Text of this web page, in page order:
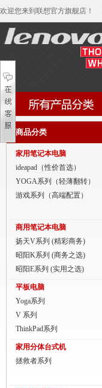
欢迎您来到联想官方旗舰店！
家用笔记本电脑
商用笔记本电脑
平板电脑
商用分体台式机
家用一体台式机
ThinkPad
ThinkStation工作站
联想服务器
商品分类
家用笔记本电脑
ideapad（性价首选）
YOGA系列（轻薄翻转）
游戏系列（高端配置）
商用笔记本电脑
扬天V系列 (精彩商务)
昭阳K系列 (商务之选)
昭阳E系列 (实用之选)
平板电脑
Yoga系列
V 系列
ThinkPad系列
家用分体台式机
拯救者系列